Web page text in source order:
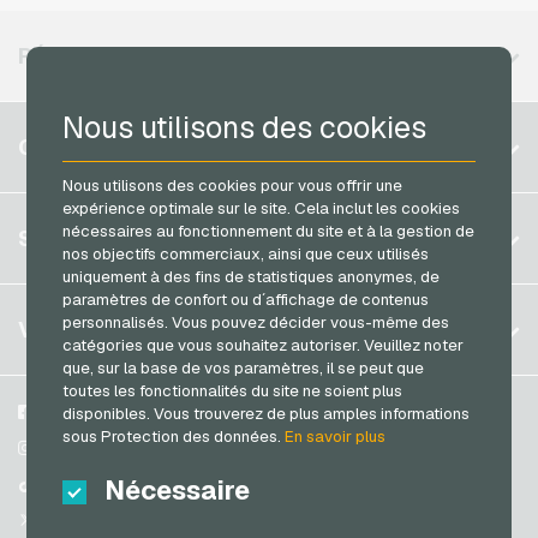
Nous utilisons des cookies
Nous utilisons des cookies pour vous offrir une
expérience optimale sur le site. Cela inclut les cookies
nécessaires au fonctionnement du site et à la gestion de
nos objectifs commerciaux, ainsi que ceux utilisés
uniquement à des fins de statistiques anonymes, de
paramètres de confort ou d´affichage de contenus
personnalisés. Vous pouvez décider vous-même des
catégories que vous souhaitez autoriser. Veuillez noter
que, sur la base de vos paramètres, il se peut que
toutes les fonctionnalités du site ne soient plus
disponibles. Vous trouverez de plus amples informations
sous Protection des données.En savoir plus
Nécessaire
Saturn Cartes cadeaux
Shell Cartes cadeaux
Spotify Premium Cartes cadeaux
Thalia Cartes cadeaux
TikTok Cartes cadeaux
toom Cartes cadeaux
Wolt Cartes cadeaux
World of Sweets Cartes cadeaux
Wunschgutschein Cartes cadeaux
Zalando Cartes cadeaux
Neosurf Cartes de paiement
Razer Gold Cartes de paiement
Transcash Cartes de paiement
RÉGIONS DISPONIBLES
Belgique
Allemagne (DE)
Allemagne (EN)
France
Italie
Pays-bas
Autriche
Portugal
Suisse (DE)
COMPTE
S´inscrire
S´inscrire
Mon panier
SERVICE
FAQ
Méthodes de paiement
Conditions generales&Droit de retour
Protection des données
VGO-SHOP
A propos de nous
Partenaires
Facebook
Instagram
TikTok